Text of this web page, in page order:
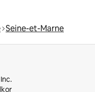
Seine-et-Marne